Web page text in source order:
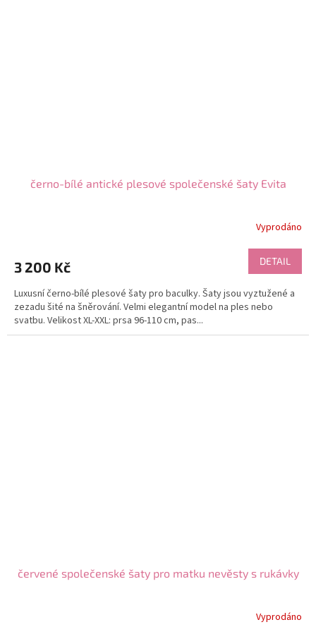
černo-bílé antické plesové společenské šaty Evita
Vyprodáno
3 200 Kč DETAIL
Luxusní černo-bílé plesové šaty pro baculky. Šaty jsou vyztužené a
zezadu šité na šněrování. Velmi elegantní model na ples nebo
svatbu. Velikost XL-XXL: prsa 96-110 cm, pas...
červené společenské šaty pro matku nevěsty s rukávky
Vyprodáno